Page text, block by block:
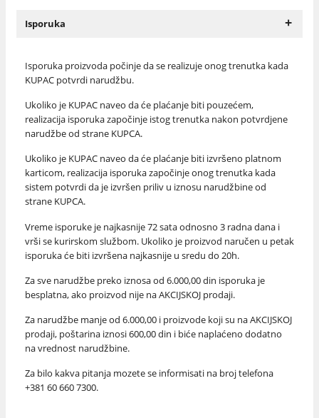
Isporuka +
Isporuka proizvoda počinje da se realizuje onog trenutka kada
KUPAC potvrdi narudžbu.
Ukoliko je KUPAC naveo da će plaćanje biti pouzećem,
realizacija isporuka započinje istog trenutka nakon potvrdjene
narudžbe od strane KUPCA.
Ukoliko je KUPAC naveo da će plaćanje biti izvršeno platnom
karticom, realizacija isporuka započinje onog trenutka kada
sistem potvrdi da je izvršen priliv u iznosu narudžbine od
strane KUPCA.
Vreme isporuke je najkasnije 72 sata odnosno 3 radna dana i
vrši se kurirskom službom. Ukoliko je proizvod naručen u petak
isporuka će biti izvršena najkasnije u sredu do 20h.
Za sve narudžbe preko iznosa od 6.000,00 din isporuka je
besplatna, ako proizvod nije na AKCIJSKOJ prodaji.
Za narudžbe manje od 6.000,00 i proizvode koji su na AKCIJSKOJ
prodaji, poštarina iznosi 600,00 din i biće naplaćeno dodatno
na vrednost narudžbine.
Za bilo kakva pitanja mozete se informisati na broj telefona
+381 60 660 7300.